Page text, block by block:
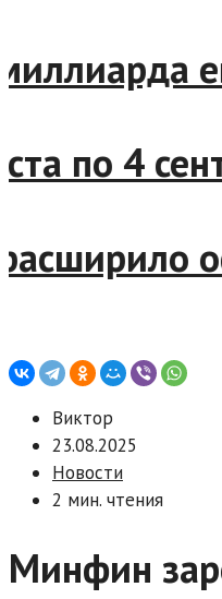
по 4
Виктор
23.08.2025
Новости
2 мин. чтения
Минфин